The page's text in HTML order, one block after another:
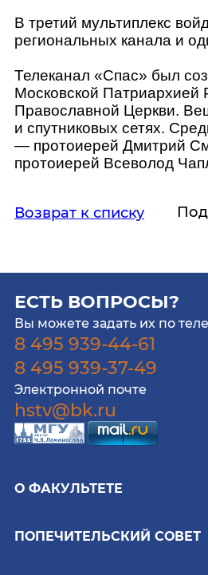
В третий мультиплекс
региональных канала и
Телеканал «Спас» был
Московской Патриархией
Православной Церкви.
и спутниковых сетях.
— протоиерей Дмитрий
протоиерей Всеволод
Возврат к списку
ЕСТЬ ВОПРОСЫ?
Вы можете задать их по
8 495 939-44-61
8 495 939-37-49
Электронной почте
hstv@bk.ru
О ФАКУЛЬТЕТЕ
ПОПЕЧИТЕЛЬСКИЙ СОВЕТ